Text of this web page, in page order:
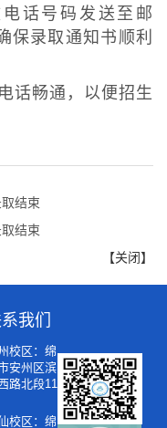
话号码发送至邮
保录取通知书顺利
话畅通，以便招生
结束
结束
【关闭】
我们
校区：绵
安州区滨
路北段11
校区：绵